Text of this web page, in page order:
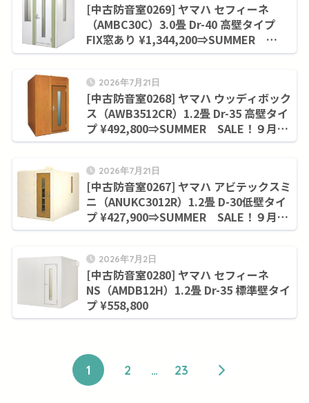
[中古防音室0269] ヤマハ セフィーネ
（AMBC30C）3.0畳 Dr-40 高壁タイプ
FIX窓あり ¥1,344,200⇒SUMMER
SALE！９月末まで¥1,155,000
2026年7月21日
[中古防音室0268] ヤマハ ウッディボック
ス（AWB3512CR）1.2畳 Dr-35 高壁タイ
プ ¥492,800⇒SUMMER SALE！９月末
まで¥420,200
2026年7月21日
[中古防音室0267] ヤマハ アビテックスミ
ニ（ANUKC3012R）1.2畳 D-30低壁タイ
プ ¥427,900⇒SUMMER SALE！９月末
まで¥352,000
2026年7月2日
[中古防音室0280] ヤマハ セフィーネ
NS（AMDB12H）1.2畳 Dr-35 標準壁タイ
プ ¥558,800
1 2 … 23